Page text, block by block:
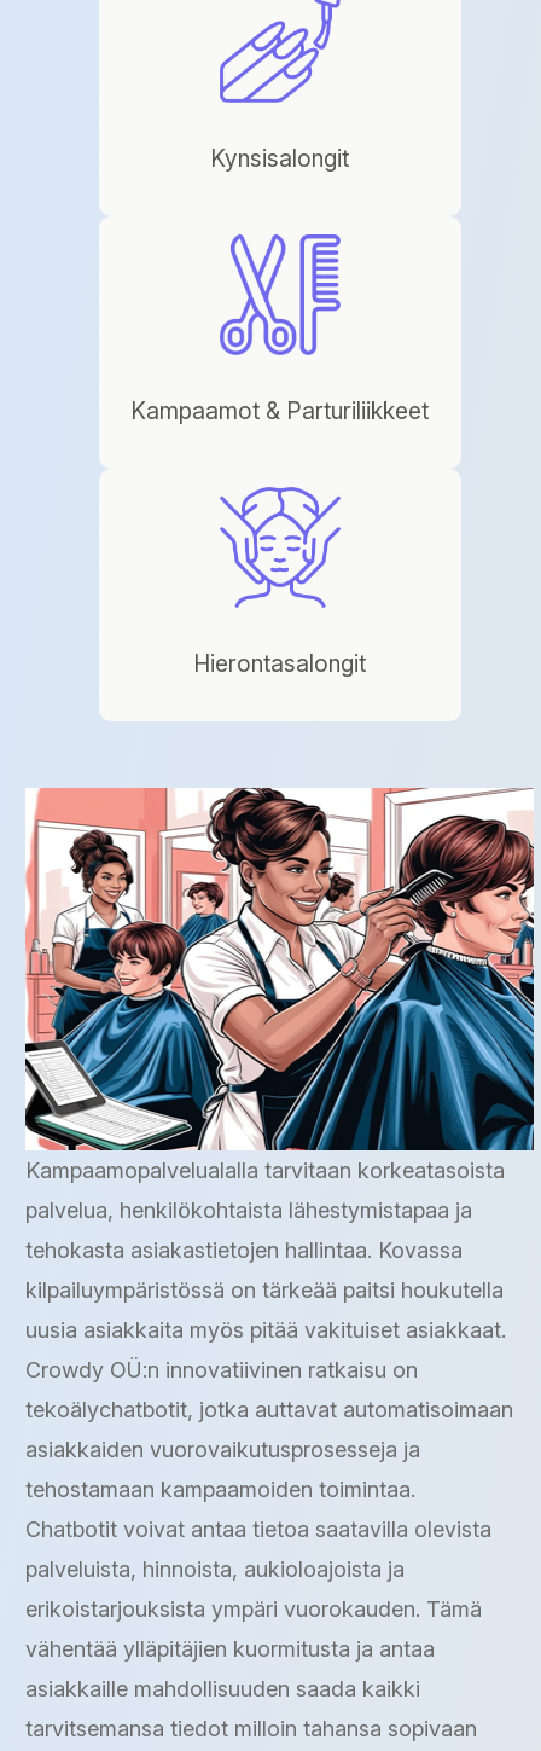
Kynsisalongit
Kampaamot & Parturiliikkeet
Hierontasalongit
Kampaamopalvelualalla tarvitaan korkeatasoista
palvelua, henkilökohtaista lähestymistapaa ja
tehokasta asiakastietojen hallintaa. Kovassa
kilpailuympäristössä on tärkeää paitsi houkutella
uusia asiakkaita myös pitää vakituiset asiakkaat.
Crowdy OÜ:n innovatiivinen ratkaisu on
tekoälychatbotit, jotka auttavat automatisoimaan
asiakkaiden vuorovaikutusprosesseja ja
tehostamaan kampaamoiden toimintaa.
Chatbotit voivat antaa tietoa saatavilla olevista
palveluista, hinnoista, aukioloajoista ja
erikoistarjouksista ympäri vuorokauden. Tämä
vähentää ylläpitäjien kuormitusta ja antaa
asiakkaille mahdollisuuden saada kaikki
tarvitsemansa tiedot milloin tahansa sopivaan